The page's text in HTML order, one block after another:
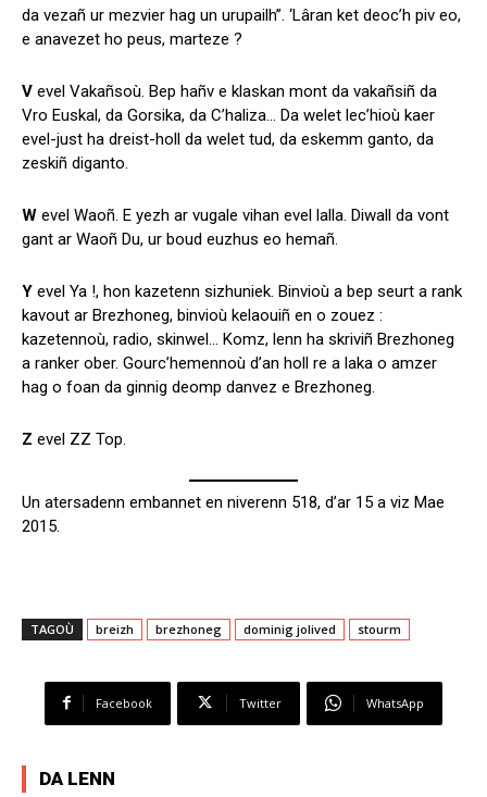
da vezañ ur mezvier hag un urupailh”. ‘Lâran ket deoc’h piv eo,
e anavezet ho peus, marteze ?
V evel Vakañsoù. Bep hañv e klaskan mont da vakañsiñ da
Vro Euskal, da Gorsika, da C’haliza… Da welet lec’hioù kaer
evel-just ha dreist-holl da welet tud, da eskemm ganto, da
zeskiñ diganto.
W evel Waoñ. E yezh ar vugale vihan evel lalla. Diwall da vont
gant ar Waoñ Du, ur boud euzhus eo hemañ.
Y evel Ya !, hon kazetenn sizhuniek. Binvioù a bep seurt a rank
kavout ar Brezhoneg, binvioù kelaouiñ en o zouez :
kazetennoù, radio, skinwel… Komz, lenn ha skriviñ Brezhoneg
a ranker ober. Gourc’hemennoù d’an holl re a laka o amzer
hag o foan da ginnig deomp danvez e Brezhoneg.
Z evel ZZ Top.
Un atersadenn embannet en niverenn 518, d’ar 15 a viz Mae
2015.
TAGOÙ breizh brezhoneg dominig jolived stourm
Facebook Twitter WhatsApp
DA LENN